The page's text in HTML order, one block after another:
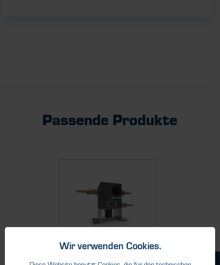
Passende Produkte
Wir verwenden Cookies.